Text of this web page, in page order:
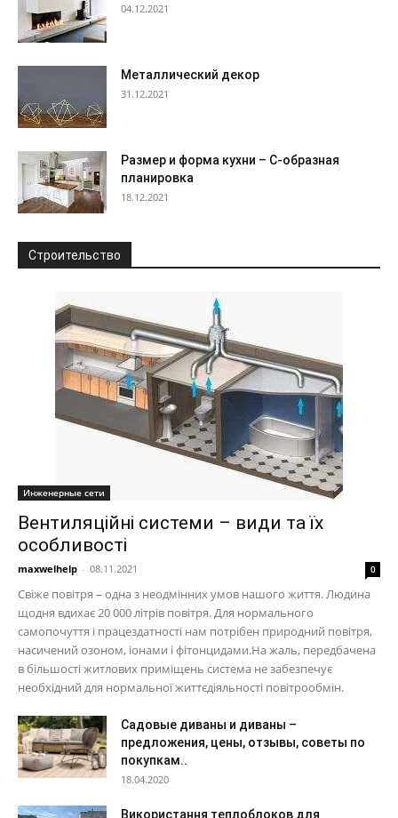
04.12.2021
Металлический декор
31.12.2021
Размер и форма кухни – С-образная
планировка
18.12.2021
Строительство
Инженерные сети
Вентиляційні системи – види та їх
особливості
maxwelhelp - 08.11.2021 0
Свіже повітря – одна з неодмінних умов нашого життя. Людина
щодня вдихає 20 000 літрів повітря. Для нормального
самопочуття і працездатності нам потрібен природний повітря,
насичений озоном, іонами і фітонцидами.На жаль, передбачена
в більшості житлових приміщень система не забезпечує
необхідний для нормальної життєдіяльності повітрообмін.
Садовые диваны и диваны –
предложения, цены, отзывы, советы по
покупкам..
18.04.2020
Використання теплоблоков для